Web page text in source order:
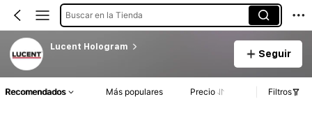
Buscar en la Tienda
Lucent Hologram
Seguir
Recomendados Más populares Precio Filtros